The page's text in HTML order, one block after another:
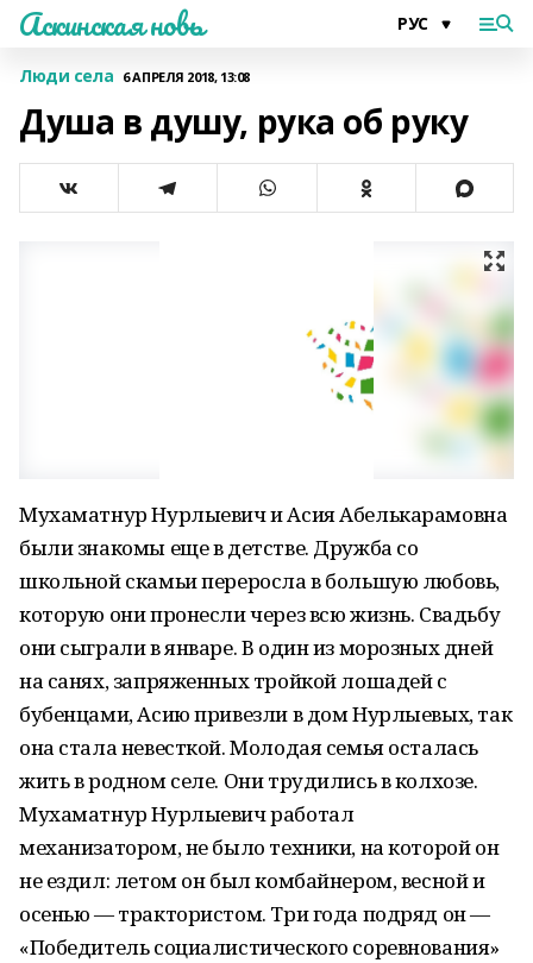
Аскинская новь
Люди села 6 АПРЕЛЯ 2018, 13:08
Душа в душу, рука об руку
Мухаматнур Нурлыевич и Асия Абелькарамовна
были знакомы еще в детстве. Дружба со
школьной скамьи переросла в большую любовь,
которую они пронесли через всю жизнь. Свадьбу
они сыграли в январе. В один из морозных дней
на санях, запряженных тройкой лошадей с
бубенцами, Асию привезли в дом Нурлыевых, так
она стала невесткой. Молодая семья осталась
жить в родном селе. Они трудились в колхозе.
Мухаматнур Нурлыевич работал
механизатором, не было техники, на которой он
не ездил: летом он был комбайнером, весной и
осенью — трактористом. Три года подряд он —
«Победитель социалистического соревнования»